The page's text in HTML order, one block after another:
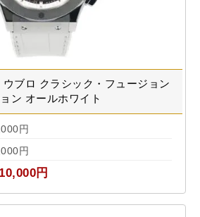
ウブロ クラシック・フュージョン
ン オールホワイト
取実績 2023.10
円
円
円